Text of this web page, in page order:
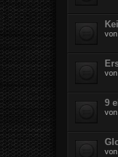
von
von
9
von
von